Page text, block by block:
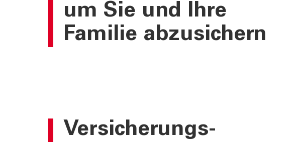
um Sie und Ihre
Familie abzusichern
Versicherungs-